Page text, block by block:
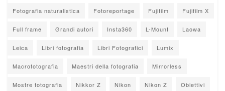
Fotografia naturalistica Fotoreportage Fujifilm Fujifilm X
Full frame Grandi autori Insta360 L-Mount Laowa
Leica Libri fotografia Libri Fotografici Lumix
Macrofotografia Maestri della fotografia Mirrorless
Mostre fotografia Nikkor Z Nikon Nikon Z Obiettivi